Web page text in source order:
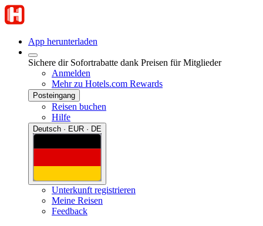
App herunterladen
Sichere dir Sofortrabatte dank Preisen für Mitglieder
Anmelden
Mehr zu Hotels.com Rewards
Posteingang
Reisen buchen
Hilfe
Deutsch · EUR · DE
Unterkunft registrieren
Meine Reisen
Feedback